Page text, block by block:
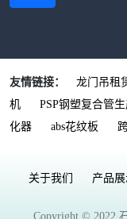
友情链接： 龙门吊租
机
PSP钢塑复合管
化器
abs花纹板
关于我们 产品
Copyright © 2022